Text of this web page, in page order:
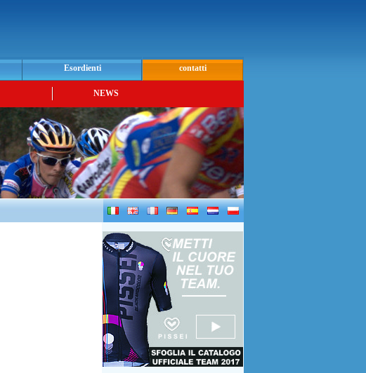
Esordienti contatti
NEWS